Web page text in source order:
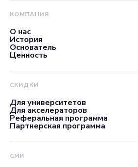
КОМПАНИЯ
О нас
История
Основатель
Ценность
СКИДКИ
Для университетов
Для акселераторов
Реферальная программа
Партнерская программа
СМИ